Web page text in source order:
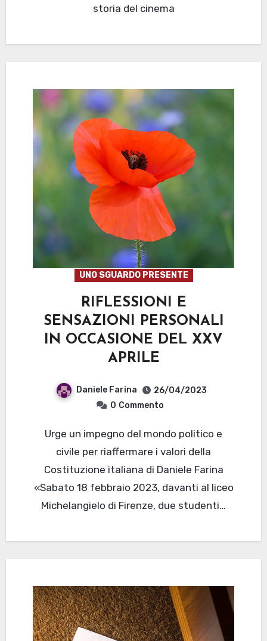
storia del cinema
UNO SGUARDO PRESENTE
RIFLESSIONI E
SENSAZIONI PERSONALI
IN OCCASIONE DEL XXV
APRILE
Daniele Farina
26/04/2023
0 Commento
Urge un impegno del mondo politico e
civile per riaffermare i valori della
Costituzione italiana di Daniele Farina
«Sabato 18 febbraio 2023, davanti al liceo
Michelangielo di Firenze, due studenti…